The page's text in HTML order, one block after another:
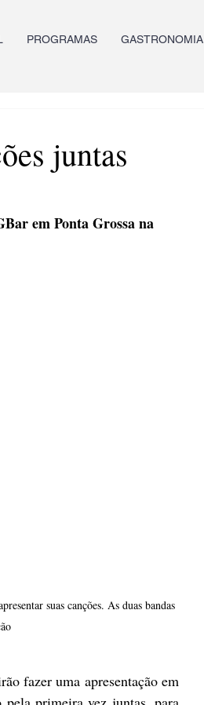
PROGRAMAS GASTRONOMIA
juntas
em Ponta Grossa na
fazer uma apresentação em